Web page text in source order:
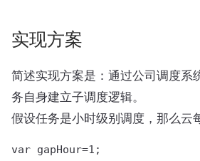
实现方案
简述实现方案是：通过公司调度系
务自身建立子调度逻辑。
假设任务是小时级别调度，那么云
var gapHour=1;